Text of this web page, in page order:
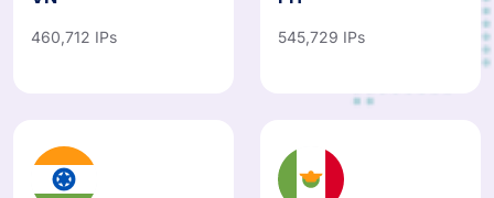
460,712 IPs 545,729 IPs